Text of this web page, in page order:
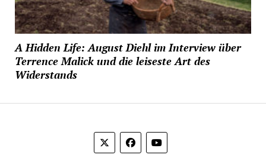
A Hidden Life: August Diehl im Interview über
Terrence Malick und die leiseste Art des
Widerstands